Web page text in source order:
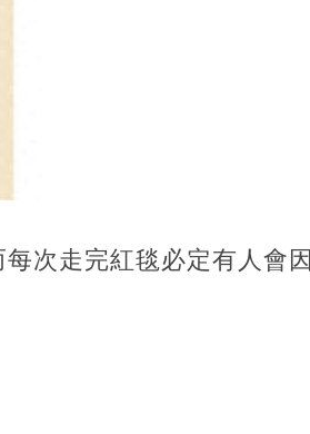
次走完紅毯必定有人會因